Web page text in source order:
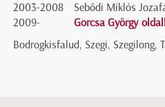
2003-2008
Sebődi Miklós
2009-
Gorcsa György
Bodrogkisfalud, Szegi, Szegilong,